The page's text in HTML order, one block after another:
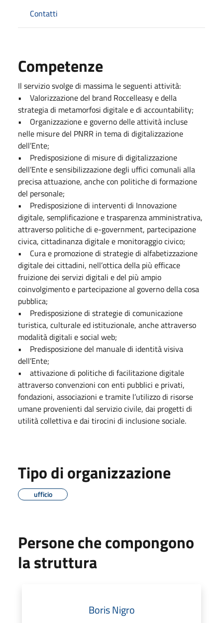
Contatti
Competenze
Il servizio svolge di massima le seguenti attività:
• Valorizzazione del brand Roccelleasy e della
strategia di metamorfosi digitale e di accountability;
• Organizzazione e governo delle attività incluse
nelle misure del PNRR in tema di digitalizzazione
dell’Ente;
• Predisposizione di misure di digitalizzazione
dell’Ente e sensibilizzazione degli uffici comunali alla
precisa attuazione, anche con politiche di formazione
del personale;
• Predisposizione di interventi di Innovazione
digitale, semplificazione e trasparenza amministrativa,
attraverso politiche di e-government, partecipazione
civica, cittadinanza digitale e monitoraggio civico;
• Cura e promozione di strategie di alfabetizzazione
digitale dei cittadini, nell’ottica della più efficace
fruizione dei servizi digitali e del più ampio
coinvolgimento e partecipazione al governo della cosa
pubblica;
• Predisposizione di strategie di comunicazione
turistica, culturale ed istituzionale, anche attraverso
modalità digitali e social web;
• Predisposizione del manuale di identità visiva
dell’Ente;
• attivazione di politiche di facilitazione digitale
attraverso convenzioni con enti pubblici e privati,
fondazioni, associazioni e tramite l’utilizzo di risorse
umane provenienti dal servizio civile, dai progetti di
utilità collettiva e dai tirocini di inclusione sociale.
Tipo di organizzazione
ufficio
Persone che compongono
la struttura
Boris Nigro